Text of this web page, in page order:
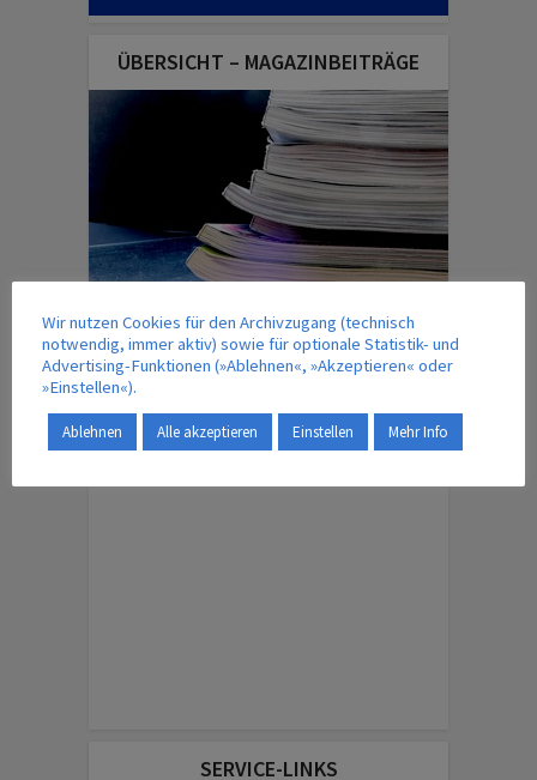
ÜBERSICHT – MAGAZINBEITRÄGE
IM VERLAG ERSCHEINT AUCH …
ENGLISH EDITION
SERVICE-LINKS
Wir nutzen Cookies für den Archivzugang (technisch
notwendig, immer aktiv) sowie für optionale Statistik- und
Advertising-Funktionen (»Ablehnen«, »Akzeptieren« oder
»Einstellen«).
Ablehnen Alle akzeptieren Einstellen Mehr Info